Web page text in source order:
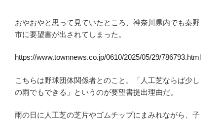
おやおやと思って見ていたところ、神奈川県内でも秦野
市に要望書が出されてしまった。
https://www.townnews.co.jp/0610/2025/05/29/786793.html
こちらは野球団体関係者とのこと。「人工芝ならば少し
の雨でもできる」というのが要望書提出理由だ。
雨の日に人工芝の芝片やゴムチップにまみれながら、子